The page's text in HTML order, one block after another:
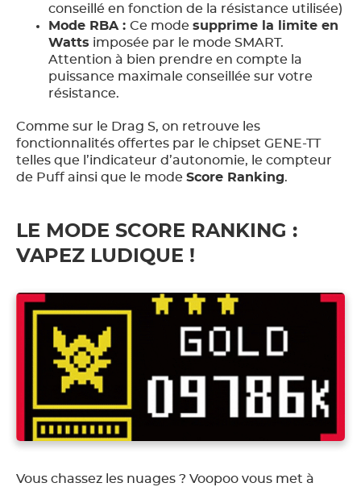
conseillé en fonction de la résistance utilisée)
Mode RBA : Ce mode supprime la limite en
Watts imposée par le mode SMART.
Attention à bien prendre en compte la
puissance maximale conseillée sur votre
résistance.
Comme sur le Drag S, on retrouve les
fonctionnalités offertes par le chipset GENE-TT
telles que l’indicateur d’autonomie, le compteur
de Puff ainsi que le mode Score Ranking.
LE MODE SCORE RANKING :
VAPEZ LUDIQUE !
Vous chassez les nuages ? Voopoo vous met à